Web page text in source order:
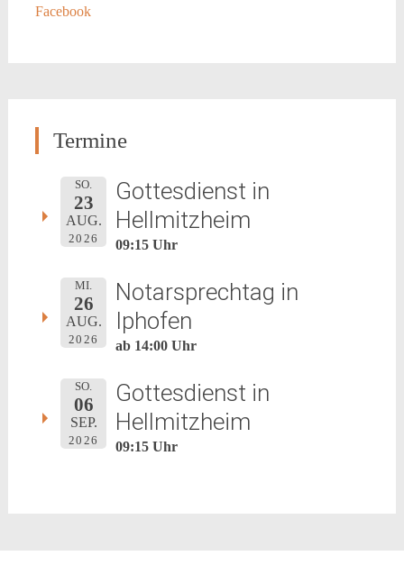
Facebook
Termine
SO.
23
AUG.
2026
Gottesdienst in
Hellmitzheim
09:15 Uhr
MI.
26
AUG.
2026
Notarsprechtag in
Iphofen
ab 14:00 Uhr
SO.
06
SEP.
2026
Gottesdienst in
Hellmitzheim
09:15 Uhr